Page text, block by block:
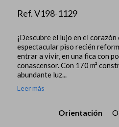
Ref. V198-1129
¡Descubre el lujo en el corazón
espectacular piso recién
entrar a vivir, en una fica con
conascensor. Con 170 m²
abundante luz...
Leer más
Orientación